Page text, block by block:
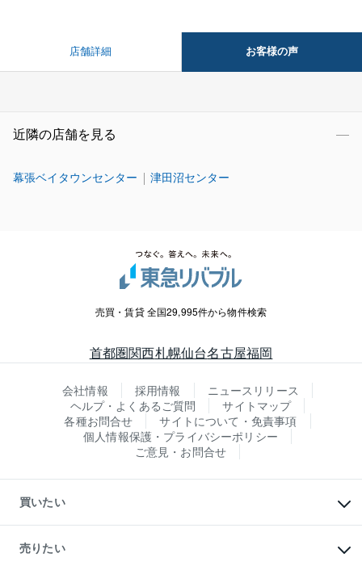
店舗詳細 お客様の声
近隣の店舗を見る
幕張ベイタウンセンター 津田沼センター
売買・賃貸 全国29,995件から物件検索
首都圏関西札幌仙台名古屋福岡
会社情報 採用情報
ニュースリリース
ヘルプ・よくあるご質問
サイトマップ
各種お問合せ
サイトについて・免責事項
個人情報保護・プライバシーポリシー
ご意見・お問合せ
買いたい
新築・分譲マンションの購入
中古マンションの購入
売りたい